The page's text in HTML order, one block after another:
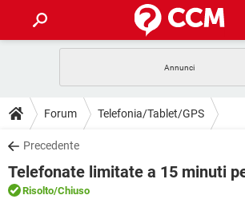
INTRATTENIMENTO ANDROID
iOS
INSTAGRAM WHATSAPP
TIKTOK
GUIDE
COVID-19 GAMING
iOS
DOWNLOAD
COVID-19 GAMING
INTRATTENIMENTO
FORUM
Forum Telefonia/Tablet/GPS
Precedente
Telefonate limitate a 15 minuti
Risolto/Chiuso